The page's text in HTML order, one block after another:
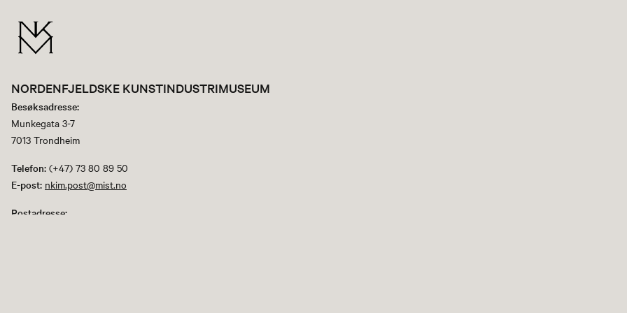
NORDENFJELDSKE KUNSTINDUSTRIMUSEUM
Besøksadresse:
Munkegata 3-7
7013 Trondheim
Telefon: (+47) 73 80 89 50
E-post: nkim.post@mist.no
Postadresse: